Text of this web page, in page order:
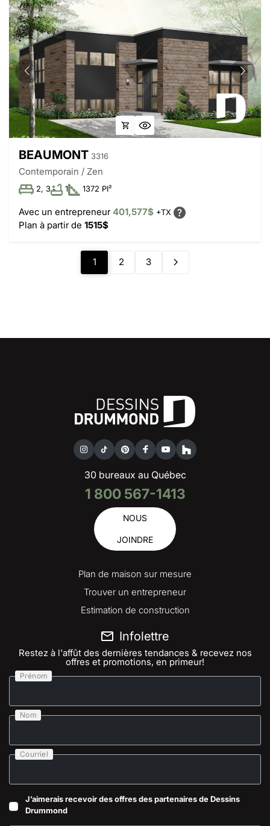
BEAUMONT 3316
Contemporain / Zen
2, 3 1 1372 PI²
Avec un entrepreneur401,577$ +TX
Plan à partir de 1515$
1 2 3
30 bureaux au Québec
1 800 567-1413
NOUS
JOINDRE
Plan de maison sur mesure
Trouver un entrepreneur
Estimation de construction
Infolettre
Restez à l'affût des dernières tendances & recevez nos
offres et promotions, en primeur!
Prénom
Nom
Courriel
J’aimerais recevoir des offres des partenaires de Dessins
Drummond